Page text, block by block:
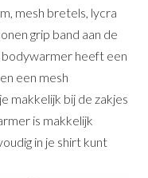
mesh bretels, lycra
grip band aan de
heeft een
een mesh
makkelijk bij de zakjes
is makkelijk
in je shirt kunt